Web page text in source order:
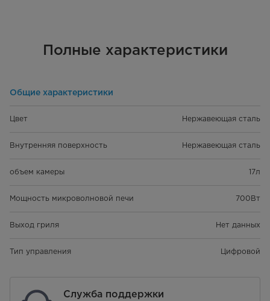
Полные характеристики
Общие характеристики
Цвет Нержавеющая сталь
Внутренняя поверхность Нержавеющая сталь
объем камеры 17л
Мощность микроволновой печи 700Вт
Выход гриля Нет данных
Тип управления Цифровой
Служба поддержки